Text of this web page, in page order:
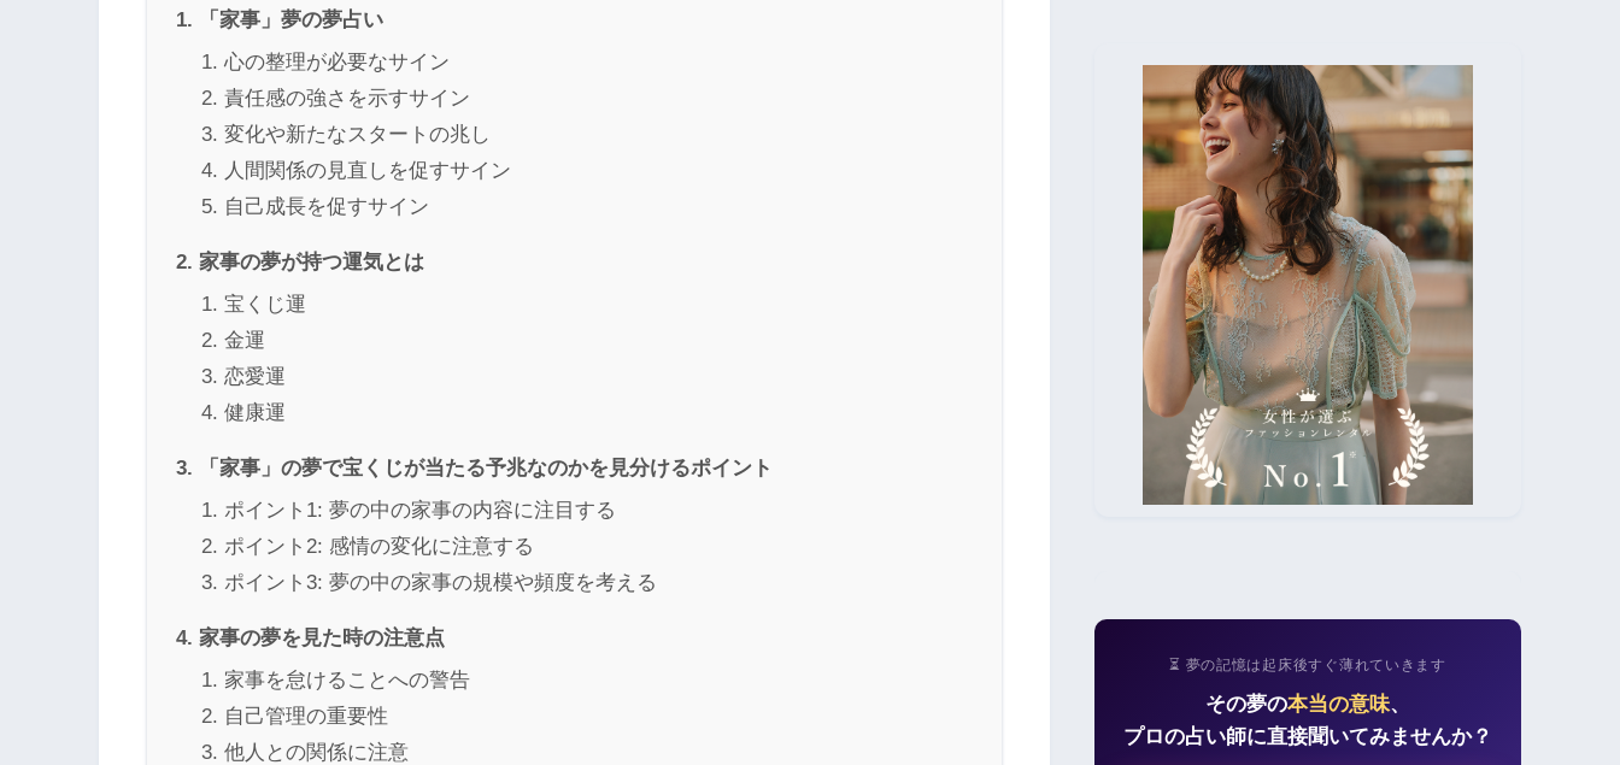
「家事」夢の夢占い
心の整理が必要なサイン
責任感の強さを示すサイン
変化や新たなスタートの兆し
人間関係の見直しを促すサイン
自己成長を促すサイン
家事の夢が持つ運気とは
宝くじ運
金運
恋愛運
健康運
「家事」の夢で宝くじが当たる予兆なのかを見分けるポイント
ポイント1: 夢の中の家事の内容に注目する
ポイント2: 感情の変化に注意する
ポイント3: 夢の中の家事の規模や頻度を考える
家事の夢を見た時の注意点
家事を怠けることへの警告
自己管理の重要性
他人との関係に注意
⏳ 夢の記憶は起床後すぐ薄れていきます
その夢の本当の意味、
プロの占い師に直接聞いてみませんか？